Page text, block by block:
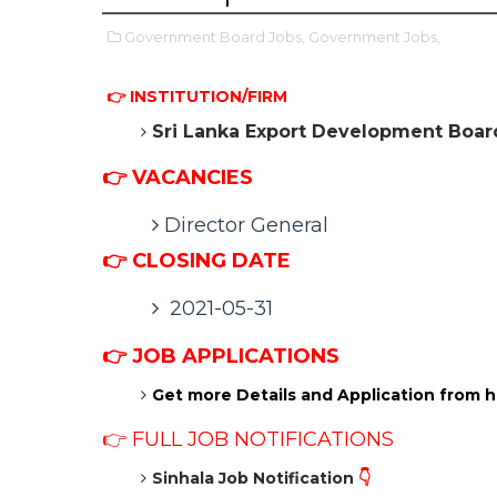
Government Board Jobs, Government Jobs,
👉 INSTITUTION/FIRM
Sri Lanka Export Development
👉 VACANCIES
Director General
👉 CLOSING DATE
2021-05-31
👉JOB APPLICATIONS
Get more Details and Application from
👉 FULL JOB NOTIFICATIONS
Sinhala Job Notification 👇